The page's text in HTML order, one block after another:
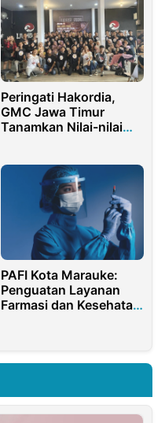
Peringati Hakordia,
GMC Jawa Timur
Tanamkan Nilai-nilai
PAFI Kota Marauke:
Penguatan Layanan
Farmasi dan Kesehatan